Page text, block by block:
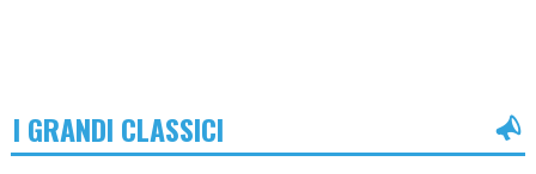
I GRANDI CLASSICI